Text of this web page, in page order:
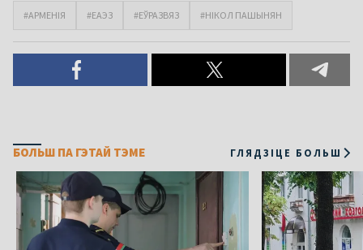
#АРМЕНІЯ #ЕАЭЗ #ЕЎРАЗВЯЗ #НІКОЛ ПАШЫНЯН
БОЛЬШ ПА ГЭТАЙ ТЭМЕ ГЛЯДЗІЦЕ БОЛЬШ